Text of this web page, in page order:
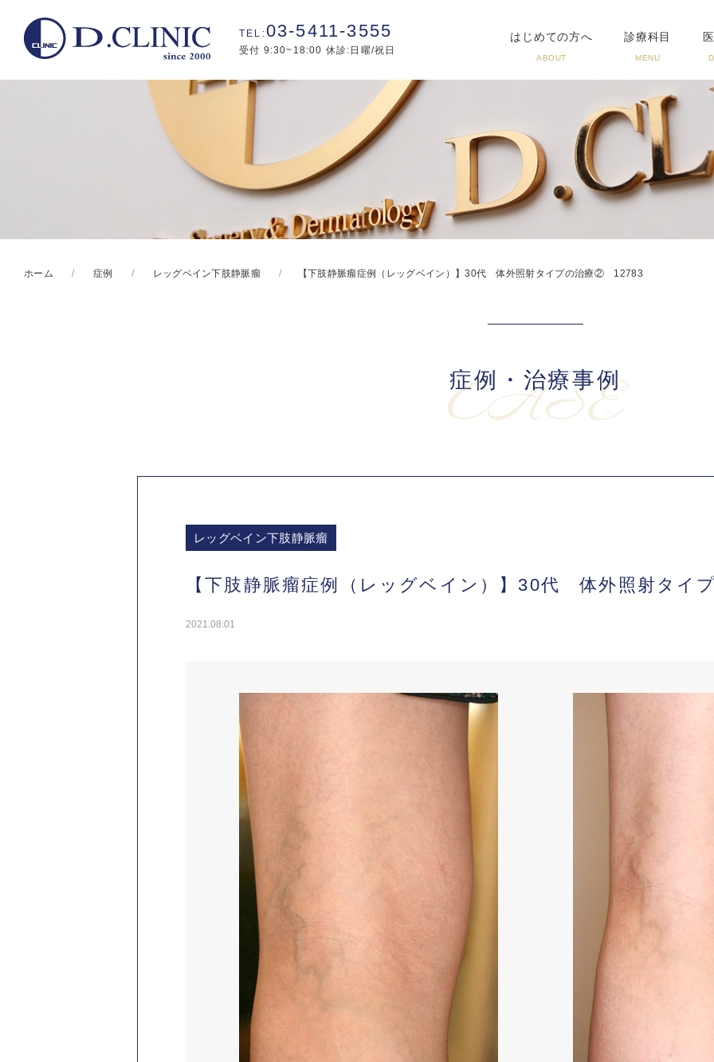
03-5411-3555
受付 9:30~18:00 休診:日曜/祝日
はじめての方へ
ABOUT
診療科目
MENU
ホーム 症例 レッグベイン下肢静脈瘤 【下肢静脈瘤症例（レッグベイン）】30代 体外照射タイプの治療② 12783
症例・治療事例
CASE
レッグベイン下肢静脈瘤
【下肢静脈瘤症例（レッグベイン）】30代 体外照射タ
2021.08.01